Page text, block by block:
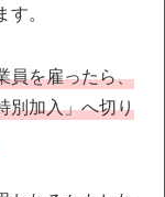
。
員を雇ったら、
別加入」へ切り